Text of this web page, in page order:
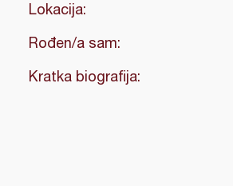
Lokacija:
Rođen/a sam:
Kratka biografija: